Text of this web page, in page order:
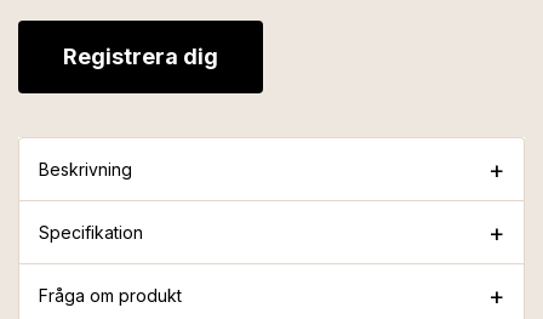
Registrera dig
Beskrivning
Specifikation
Fråga om produkt